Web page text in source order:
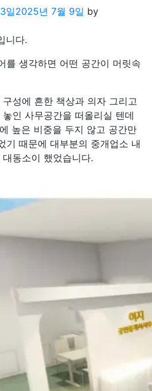
일2025년 7월 9일 by
니다.
를 생각하면 어떤 공간이 머릿속
성에 흔한 책상과 의자 그리고
인 사무공간을 떠올리실 텐데
높은 비중을 두지 않고 공간만
기 때문에 대부분의 중개업소 내
동소이 했었습니다.